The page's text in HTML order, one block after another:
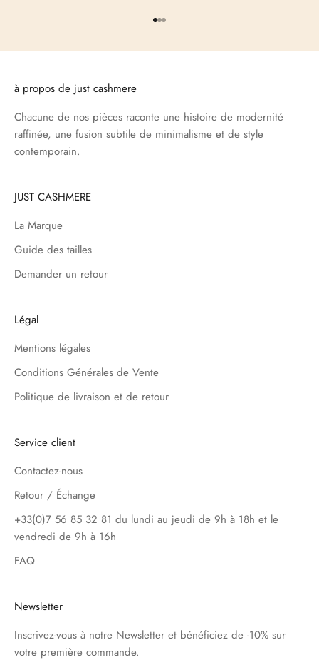
Aller à l'élément 1
Aller à l'élément 2
Aller à l'élément 3
à propos de just cashmere
Chacune de nos pièces raconte une histoire de modernité
raffinée, une fusion subtile de minimalisme et de style
contemporain.
JUST CASHMERE
La Marque
Guide des tailles
Demander un retour
Légal
Mentions légales
Conditions Générales de Vente
Politique de livraison et de retour
Service client
Contactez-nous
Retour / Échange
+33(0)7 56 85 32 81 du lundi au jeudi de 9h à 18h et le
vendredi de 9h à 16h
FAQ
Newsletter
Inscrivez-vous à notre Newsletter et bénéficiez de -10% sur
votre première commande.